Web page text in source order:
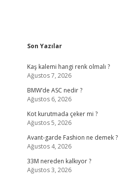
Sidebar
Son Yazılar
Kaş kalemi hangi renk olmalı ?
Ağustos 7, 2026
BMW’de ASC nedir ?
Ağustos 6, 2026
Kot kurutmada çeker mi ?
Ağustos 5, 2026
Avant-garde Fashion ne demek ?
Ağustos 4, 2026
33M nereden kalkıyor ?
Ağustos 3, 2026